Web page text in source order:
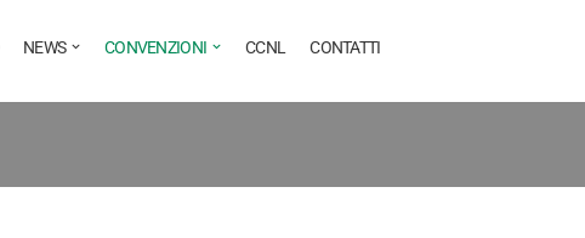
NEWS CONVENZIONI CCNL
CONTATTI